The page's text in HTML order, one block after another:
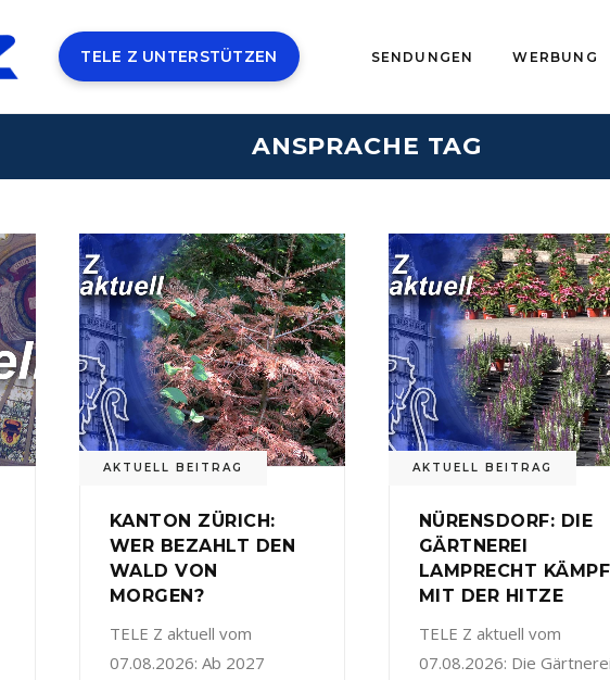
TELE Z UNTERSTÜTZEN SENDUNGEN WERBUNG
ANSPRACHE TAG
AKTUELL BEITRAG
KANTON ZÜRICH:
WER BEZAHLT DEN
WALD VON
MORGEN?
TELE Z aktuell vom
07.08.2026: Ab 2027
AKTUELL BEITRAG
NÜRENSDORF: DIE
GÄRTNEREI
LAMPRECHT
MIT DER HITZE
TELE Z aktuell vom
07.08.2026: Die